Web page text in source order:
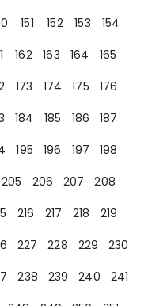
151 152 153
154
162 163 164
165
173 174 175
176
184 185 186
187
195 196 197
198
205 206 207
208
216 217 218
219
227 228 229
230
238 239 240
241